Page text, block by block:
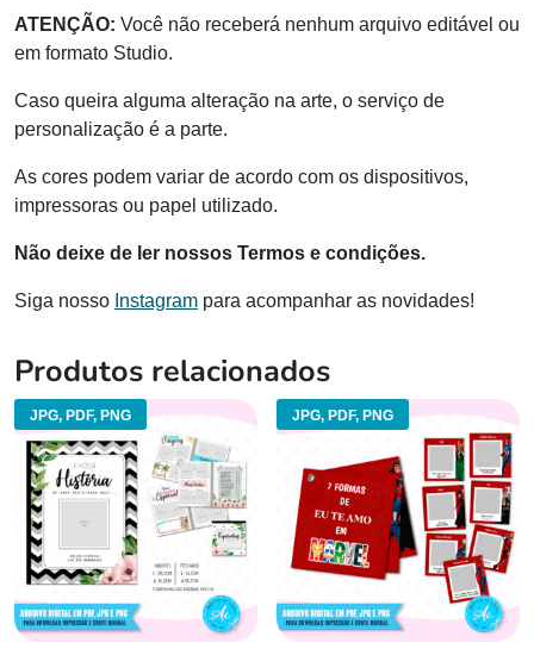
ATENÇÃO: Você não receberá nenhum arquivo editável ou
em formato Studio.
Caso queira alguma alteração na arte, o serviço de
personalização é a parte.
As cores podem variar de acordo com os dispositivos,
impressoras ou papel utilizado.
Não deixe de ler nossos Termos e condições.
Siga nosso Instagram para acompanhar as novidades!
Produtos relacionados
JPG, PDF, PNG JPG, PDF, PNG